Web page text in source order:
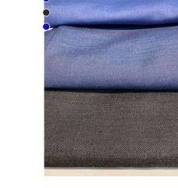
پارچه لیزارد تایلندی
1,180,000تومان